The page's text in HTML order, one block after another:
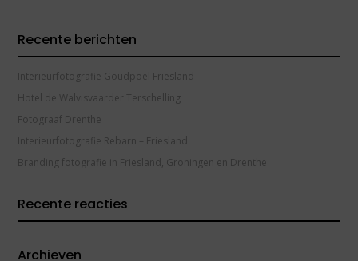
Recente berichten
Interieurfotografie Goudpoel Friesland
Hotel de Walvisvaarder Terschelling
Fotograaf Drenthe
Interieurfotografie Rebarn – Friesland
Branding fotografie in Friesland, Groningen en Drenthe
Recente reacties
Archieven